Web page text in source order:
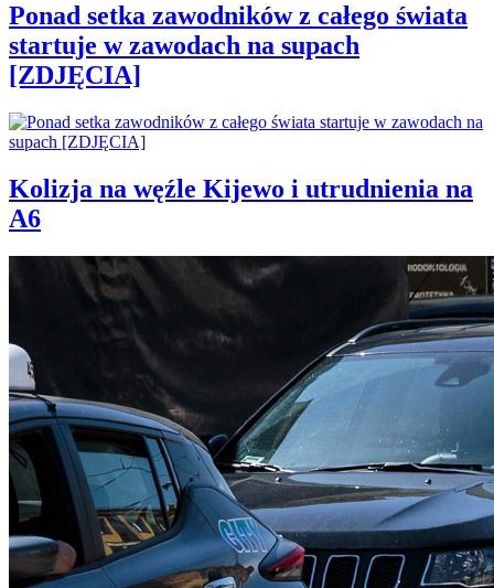
Ponad setka zawodników z całego świata
startuje w zawodach na supach
[ZDJĘCIA]
Kolizja na węźle Kijewo i utrudnienia na
A6